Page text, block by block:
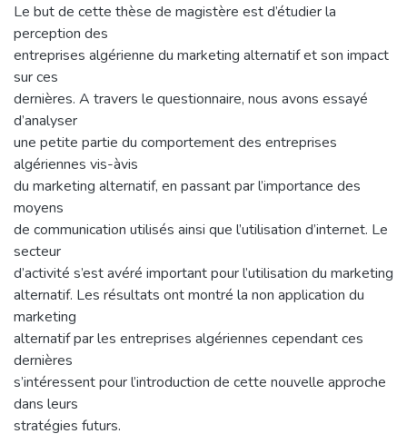
Le but de cette thèse de magistère est d’étudier la
perception des
entreprises algérienne du marketing alternatif et son impact
sur ces
dernières. A travers le questionnaire, nous avons essayé
d’analyser
une petite partie du comportement des entreprises
algériennes vis-àvis
du marketing alternatif, en passant par l’importance des
moyens
de communication utilisés ainsi que l’utilisation d’internet. Le
secteur
d’activité s’est avéré important pour l’utilisation du marketing
alternatif. Les résultats ont montré la non application du
marketing
alternatif par les entreprises algériennes cependant ces
dernières
s’intéressent pour l’introduction de cette nouvelle approche
dans leurs
stratégies futurs.